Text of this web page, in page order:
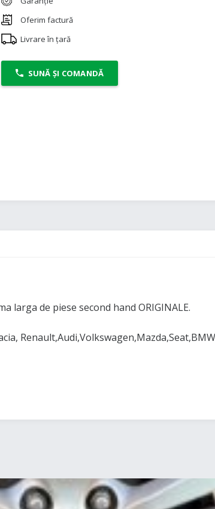
Oferim factură
Livrare în țară
SUNĂ ȘI COMANDĂ
larga de piese second hand ORIGINALE.